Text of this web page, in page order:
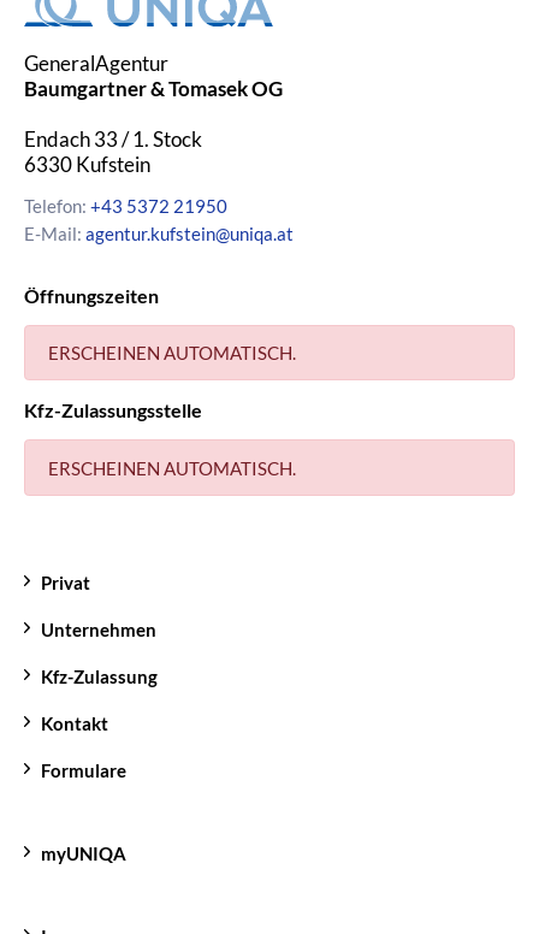
GeneralAgentur
Baumgartner & Tomasek OG
Endach 33 / 1. Stock
6330Kufstein
Telefon: +43 5372 21950
E-Mail: agentur.kufstein@uniqa.at
Öffnungszeiten
ERSCHEINEN AUTOMATISCH.
Kfz-Zulassungsstelle
ERSCHEINEN AUTOMATISCH.
Privat
Unternehmen
Kfz-Zulassung
Kontakt
Formulare
myUNIQA